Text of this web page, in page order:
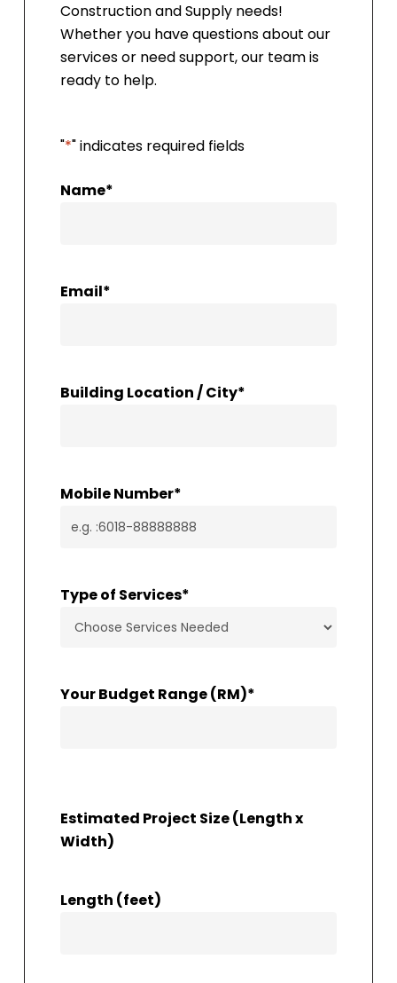
Construction and Supply needs!
Whether you have questions about our
services or need support, our team is
ready to help.
"*" indicates required fields
Name*
Email*
Building Location / City*
Mobile Number*
Type of Services*
Your Budget Range (RM)*
Estimated Project Size (Length x
Width)
Length (feet)